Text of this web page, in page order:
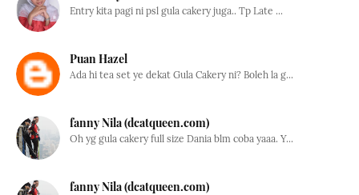
Entry kita pagi ni psl gula cakery juga.. Tp Late ...
Puan Hazel
Ada hi tea set ye dekat Gula Cakery ni? Boleh la g...
fanny Nila (dcatqueen.com)
Oh yg gula cakery full size Dania blm coba yaaa. Y...
fanny Nila (dcatqueen.com)